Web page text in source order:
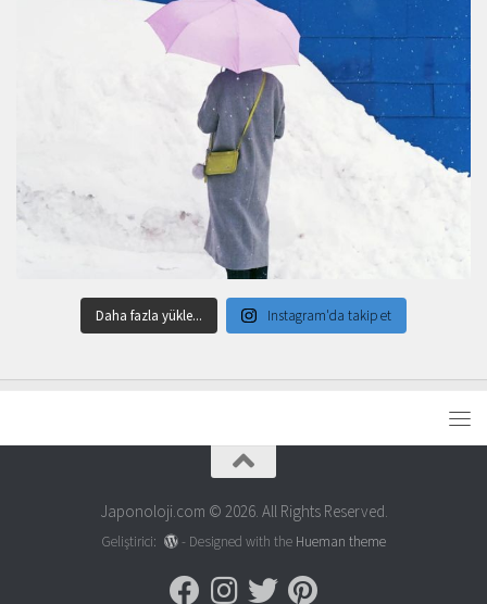
Daha fazla yükle... Instagram'da takip et
Japonoloji.com © 2026. All Rights Reserved.
Geliştirici: - Designed with the Hueman theme